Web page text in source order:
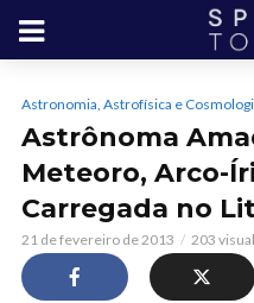
Astronomia, Astrofísica e
Astrônoma
Meteoro, Arco-
Carregada no
21 de fevereiro de 2013 203